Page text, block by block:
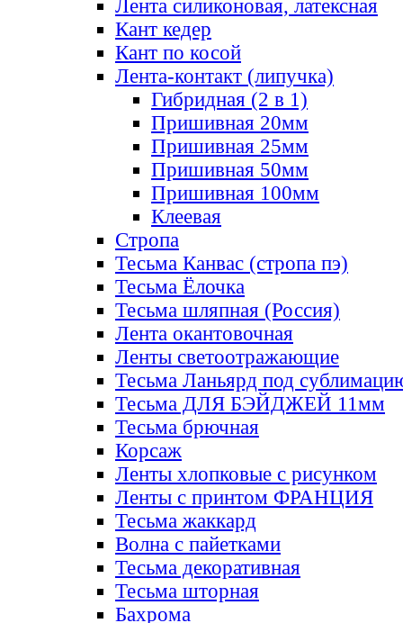
Лента силиконовая, латексная
Кант кедер
Кант по косой
Лента-контакт (липучка)
Гибридная (2 в 1)
Пришивная 20мм
Пришивная 25мм
Пришивная 50мм
Пришивная 100мм
Клеевая
Стропа
Тесьма Канвас (стропа пэ)
Тесьма Ёлочка
Тесьма шляпная (Россия)
Лента окантовочная
Ленты светоотражающие
Тесьма Ланьярд под
Тесьма ДЛЯ БЭЙДЖЕЙ 11мм
Тесьма брючная
Корсаж
Ленты хлопковые с рисунком
Ленты с принтом ФРАНЦИЯ
Тесьма жаккард
Волна с пайетками
Тесьма декоративная
Тесьма шторная
Бахрома